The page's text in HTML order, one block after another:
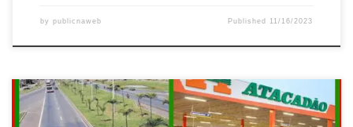
by publicnaweb Published 11/16/2023